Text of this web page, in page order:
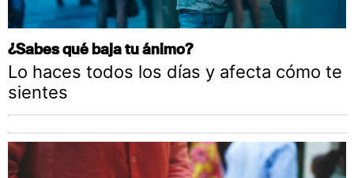
¿Sabes qué baja tu ánimo?
Lo haces todos los días y afecta cómo te
sientes